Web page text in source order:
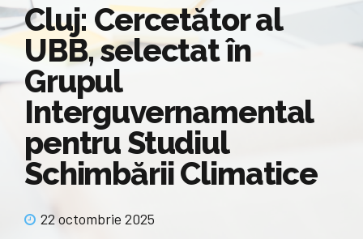
Cluj: Cercetător al
UBB, selectat în
Grupul
Interguvernamental
pentru Studiul
Schimbării Climatice
22 octombrie 2025